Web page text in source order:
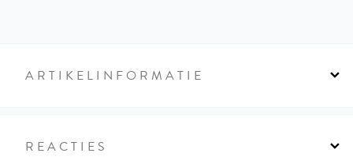
ARTIKELINFORMATIE
REACTIES